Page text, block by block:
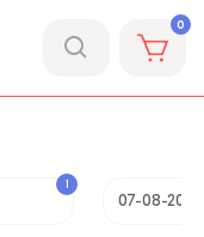
0
1
07-08-2026